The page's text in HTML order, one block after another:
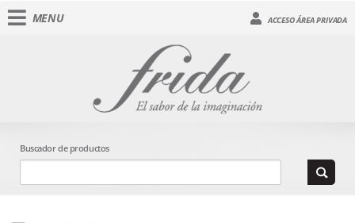
MENU ACCESO ÁREA PRIVADA
Buscador de productos